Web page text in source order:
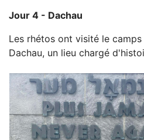
Jour 4 - Dachau
Les rhétos ont visité le
Dachau, un lieu chargé